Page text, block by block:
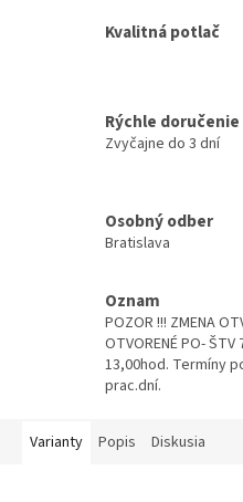
Kvalitná potlač
Rýchle doručenie
Zvyčajne do 3 dní
Osobný odber
Bratislava
Oznam
POZOR !!! ZMENA
OTVORENÉ PO-
13,00hod. Termíny
prac.dní.
Varianty Popis Diskusia